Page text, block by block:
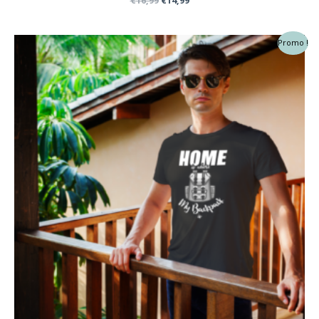
était :
€16,99.
est :
€14,99.
Promo !